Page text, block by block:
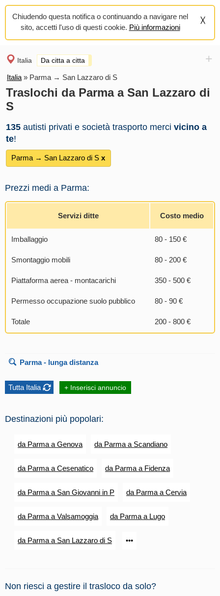
Chiudendo questa notifica o continuando a navigare nel
sito, accetti l'uso di questi cookie. Più informazioni
Italia Da citta a citta +
Italia » Parma → San Lazzaro di S
Traslochi da Parma a San Lazzaro di
S
135 autisti privati e società trasporto merci vicino a
te!
Parma → San Lazzaro di S х
Prezzi medi a Parma:
Servizi ditte Costo medio
Imballaggio 80 - 150 €
Smontaggio mobili 80 - 200 €
Piattaforma aerea - montacarichi 350 - 500 €
Permesso occupazione suolo pubblico 80 - 90 €
Totale 200 - 800 €
Parma- lunga distanza
Tutta Italia + Inserisci annuncio
Destinazioni più popolari:
da Parma a Genova da Parma a Scandiano
da Parma a Cesenatico da Parma a Fidenza
da Parma a San Giovanni in P da Parma a Cervia
da Parma a Valsamoggia da Parma a Lugo
da Parma a San Lazzaro di S •••
Non riesci a gestire il trasloco da solo?